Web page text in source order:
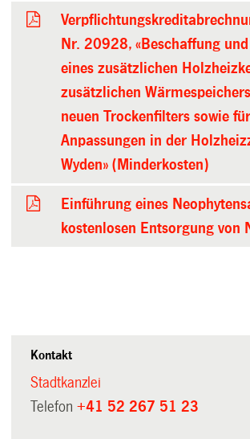
Nr. 20928, «Beschaffung
eines zusätzlichen
zusätzlichen
neuen Trockenfilters sowie
Anpassungen in der
Wyden» (Minderkosten)
Einführung eines
kostenlosen Entsorgung von
Kontakt
Stadtkanzlei
Telefon+41 52 267 51 23